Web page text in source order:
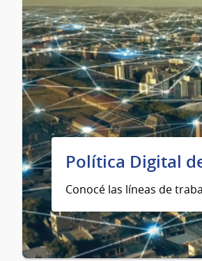
Política Digital
Conocé las líneas de